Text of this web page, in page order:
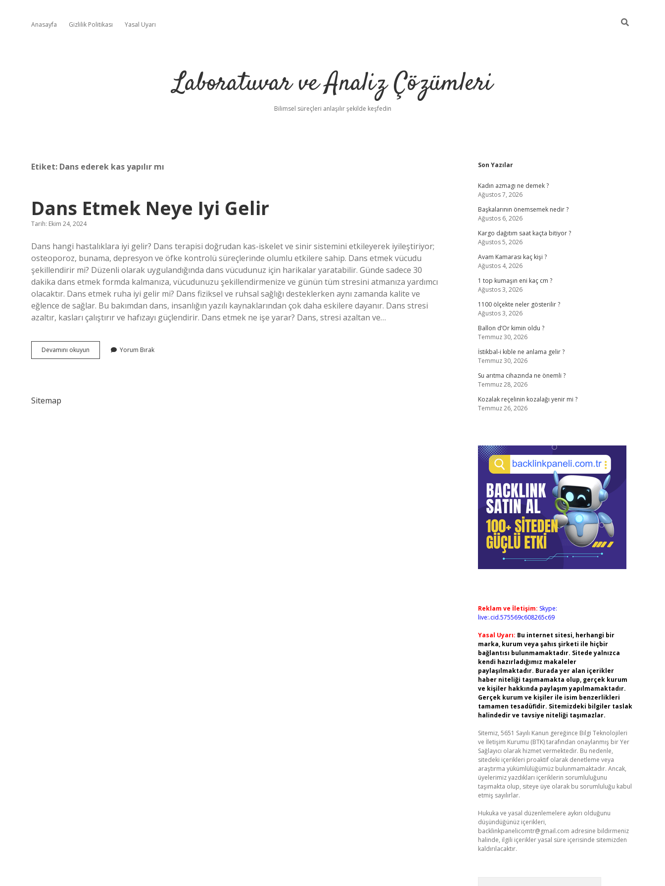
Anasayfa Gizlilik Politikası Yasal Uyarı
Laboratuvar ve Analiz Çözümleri
Bilimsel süreçleri anlaşılır şekilde keşfedin
Etiket: Dans ederek kas yapılır mı
Dans Etmek Neye Iyi Gelir
Tarih: Ekim 24, 2024
Dans hangi hastalıklara iyi gelir? Dans terapisi doğrudan kas-iskelet ve sinir sistemini etkileyerek iyileştiriyor;
osteoporoz, bunama, depresyon ve öfke kontrolü süreçlerinde olumlu etkilere sahip. Dans etmek vücudu
şekillendirir mi? Düzenli olarak uygulandığında dans vücudunuz için harikalar yaratabilir. Günde sadece 30
dakika dans etmek formda kalmanıza, vücudunuzu şekillendirmenize ve günün tüm stresini atmanıza yardımcı
olacaktır. Dans etmek ruha iyi gelir mi? Dans fiziksel ve ruhsal sağlığı desteklerken aynı zamanda kalite ve
eğlence de sağlar. Bu bakımdan dans, insanlığın yazılı kaynaklarından çok daha eskilere dayanır. Dans stresi
azaltır, kasları çalıştırır ve hafızayı güçlendirir. Dans etmek ne işe yarar? Dans, stresi azaltan ve…
Devamını okuyun
Etmek
Yorum Bırak
Sitemap
Sidebar
Son Yazılar
Kadın azmagı ne demek ?
Ağustos 7, 2026
Başkalarının önemsemek nedir ?
Ağustos 6, 2026
Kargo dağıtım saat kaçta bitiyor ?
Ağustos 5, 2026
Avam Kamarası kaç kişi ?
Ağustos 4, 2026
1 top kumaşın eni kaç cm ?
Ağustos 3, 2026
1100 ölçekte neler gösterilir ?
Ağustos 3, 2026
Ballon d’Or kimin oldu ?
Temmuz 30, 2026
İstikbal-i kıble ne anlama gelir ?
Temmuz 30, 2026
Su arıtma cihazında ne önemli ?
Temmuz 28, 2026
Kozalak reçelinin kozalağı yenir mi ?
Temmuz 26, 2026
Reklam ve İletişim: Skype:
live:.cid.575569c608265c69
Yasal Uyarı: Bu internet sitesi, herhangi bir
marka, kurum veya şahıs şirketi ile hiçbir
bağlantısı bulunmamaktadır. Sitede yalnızca
kendi hazırladığımız makaleler
paylaşılmaktadır. Burada yer alan içerikler
haber niteliği taşımamakta olup, gerçek kurum
ve kişiler hakkında paylaşım yapılmamaktadır.
Gerçek kurum ve kişiler ile isim benzerlikleri
tamamen tesadüfidir. Sitemizdeki bilgiler taslak
halindedir ve tavsiye niteliği taşımazlar.
Sitemiz, 5651 Sayılı Kanun gereğince Bilgi Teknolojileri
ve İletişim Kurumu (BTK) tarafından onaylanmış bir Yer
Sağlayıcı olarak hizmet vermektedir. Bu nedenle,
sitedeki içerikleri proaktif olarak denetleme veya
araştırma yükümlülüğümüz bulunmamaktadır. Ancak,
üyelerimiz yazdıkları içeriklerin sorumluluğunu
taşımakta olup, siteye üye olarak bu sorumluluğu kabul
etmiş sayılırlar.
Hukuka ve yasal düzenlemelere aykırı olduğunu
düşündüğünüz içerikleri,
backlinkpanelicomtr@gmail.com adresine bildirmeniz
halinde, ilgili içerikler yasal süre içerisinde sitemizden
kaldırılacaktır.